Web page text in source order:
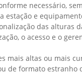
necessário,
estação e
das alturas
o acesso e o
mais altas ou mais
de formato estranho